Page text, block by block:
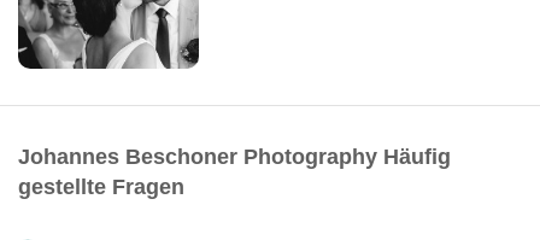
Johannes Beschoner Photography Häufig
gestellte Fragen